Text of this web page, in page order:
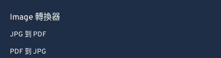
Image 轉換器
JPG 到 PDF
PDF 到 JPG